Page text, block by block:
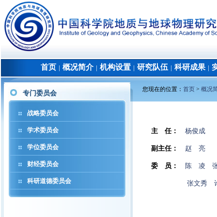
首页 概况简介│ 机构设置 研究队伍 科研成果│
专门委员会
战略委员会
学术委员会
学位委员会
财经委员会
科研道德委员会
您现在的位置： 首页 > 概况
主 任： 杨俊成
副主任： 赵 亮
委 员： 陈 凌
张文秀